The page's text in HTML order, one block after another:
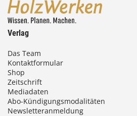
Verlag
Das Team
Kontaktformular
Shop
Zeitschrift
Mediadaten
Abo-Kündigungsmodalitäten
Newsletteranmeldung